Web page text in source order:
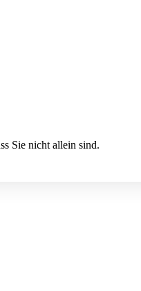
Sie nicht allein sind.